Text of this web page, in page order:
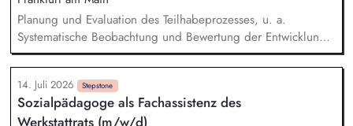
im Alltag unserer Bewohner*innen und bist Teil des
Betreuungsdienstes.
Planung und Evaluation des Teilhabeprozesses, u. a.
Systematische Beobachtung und Bewertung der Entwicklung
der Leistungsfähigkeit, der fachpraktischen Fähigkeiten und
Kenntnisse, der kommunikativen Kompetenzen der
Werkstattbeschäftigten. Assistenz zur Teilhabe am
Arbeitsleben, u. a. Anleitung und Unterstützung bei der
14. Juli 2026 Stepstone
Sozialpädagoge als Fachassistenz des
Werkstattrats (m/w/d)